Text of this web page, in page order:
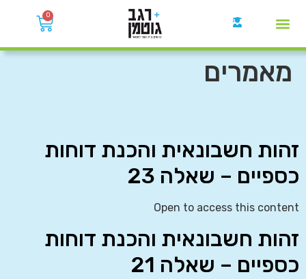
0
מאמרים
זהות חשבונאית והכנת דוחות
כספיים – שאלה 23
Open to access this content
זהות חשבונאית והכנת דוחות
כספיים – שאלה 21